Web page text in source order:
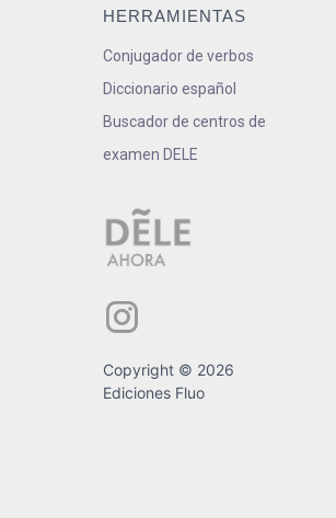
HERRAMIENTAS
Conjugador de verbos
Diccionario español
Buscador de centros de
examen DELE
Copyright © 2026
Ediciones Fluo